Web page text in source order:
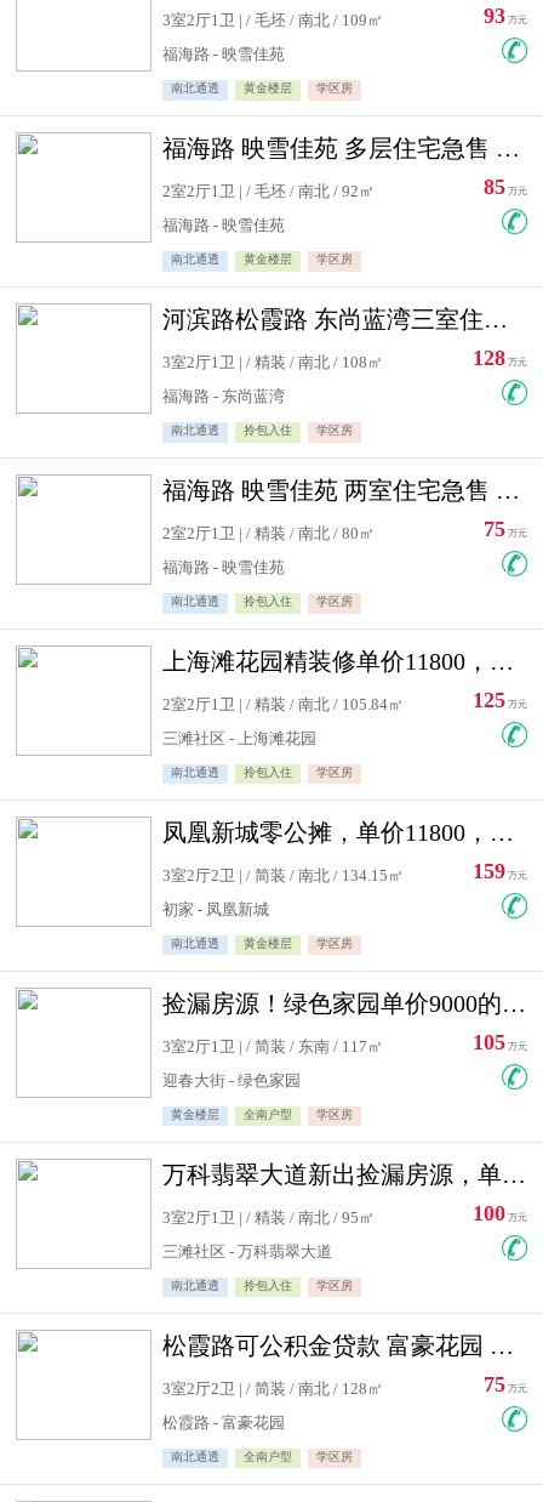
3室2厅1卫 | / 毛坯 / 南北 / 109㎡
福海路 - 映雪佳苑
南北通透 黄金楼层 学区房
93 万元
福海路 映雪佳苑 多层住宅急售 可公积金贷款
2室2厅1卫 | / 毛坯 / 南北 / 92㎡
福海路 - 映雪佳苑
南北通透 黄金楼层 学区房
85 万元
河滨路松霞路 东尚蓝湾三室住宅急售
3室2厅1卫 | / 精装 / 南北 / 108㎡
福海路 - 东尚蓝湾
南北通透 拎包入住 学区房
128 万元
福海路 映雪佳苑 两室住宅急售 可公积金贷款
2室2厅1卫 | / 精装 / 南北 / 80㎡
福海路 - 映雪佳苑
南北通透 拎包入住 学区房
75 万元
上海滩花园精装修单价11800，价格最低的两居室，无敌视野
2室2厅1卫 | / 精装 / 南北 / 105.84㎡
三滩社区 - 上海滩花园
南北通透 拎包入住 学区房
125 万元
凤凰新城零公摊，单价11800，白银楼层，一个车库另算
3室2厅2卫 | / 简装 / 南北 / 134.15㎡
初家 - 凤凰新城
南北通透 黄金楼层 学区房
159 万元
捡漏房源！绿色家园单价9000的大三居，实验小学永明双学区
3室2厅1卫 | / 简装 / 东南 / 117㎡
迎春大街 - 绿色家园
黄金楼层 全南户型 学区房
105 万元
万科翡翠大道新出捡漏房源，单价10500精装修
3室2厅1卫 | / 精装 / 南北 / 95㎡
三滩社区 - 万科翡翠大道
南北通透 拎包入住 学区房
100 万元
松霞路可公积金贷款 富豪花园 复式住宅急售送小棚
3室2厅2卫 | / 简装 / 南北 / 128㎡
松霞路 - 富豪花园
南北通透 全南户型 学区房
75 万元